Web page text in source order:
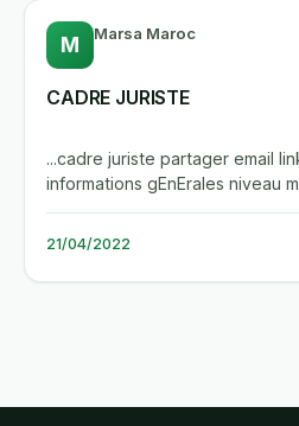
M Marsa Maroc
CADRE JURISTE
...cadre juriste partager email
informations gEnErales niveau
sans...
21/04/2022